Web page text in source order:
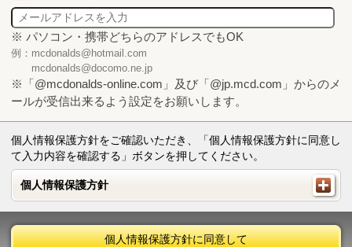
※ パソコン・携帯どちらのアドレスでもOK
例：mcdonalds@hotmail.com
mcdonalds@docomo.ne.jp
※「@mcdonalds-online.com」及び「@jp.mcd.com」からのメ
ールが受信出来るよう設定をお願いします。
個人情報保護方針をご確認いただき、「個人情報保護方針に同意し
て入力内容を確認する」ボタンを押してください。
個人情報保護方針
個人情報保護方針
個人情報保護方針に同意して